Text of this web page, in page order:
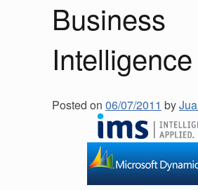
Business
Intelligence
Posted on 06/07/2011 by